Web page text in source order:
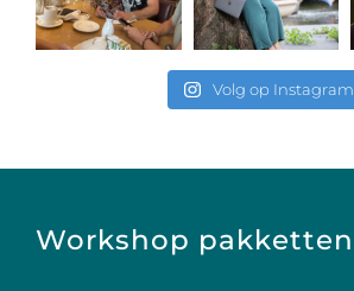
Volg op Instagram
Workshop pakketten